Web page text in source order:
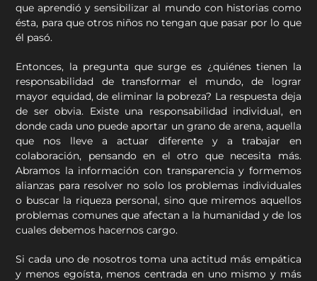
que aprendió y sensibilizar al mundo con historias como
ésta, para que otros niños no tengan que pasar por lo que
él pasó.
Entonces, la pregunta que surge es ¿quiénes tienen la
responsabilidad de transformar el mundo, de lograr
mayor equidad, de eliminar la pobreza? La respuesta deja
de ser obvia. Existe una responsabilidad individual, en
donde cada uno puede aportar un grano de arena, aquella
que nos lleve a actuar diferente y a trabajar en
colaboración, pensando en el otro que necesita más.
Abramos la información con transparencia y formemos
alianzas para resolver no solo los problemas individuales
o buscar la riqueza personal, sino que miremos aquellos
problemas comunes que afectan a la humanidad y de los
cuales debemos hacernos cargo.
Si cada uno de nosotros toma una actitud más empática
y menos egoísta, menos centrada en uno mismo y más